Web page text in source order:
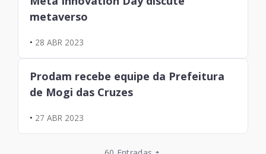
metaverso
• 28 ABR 2023
Prodam recebe equipe da Prefeitura
de Mogi das Cruzes
• 27 ABR 2023